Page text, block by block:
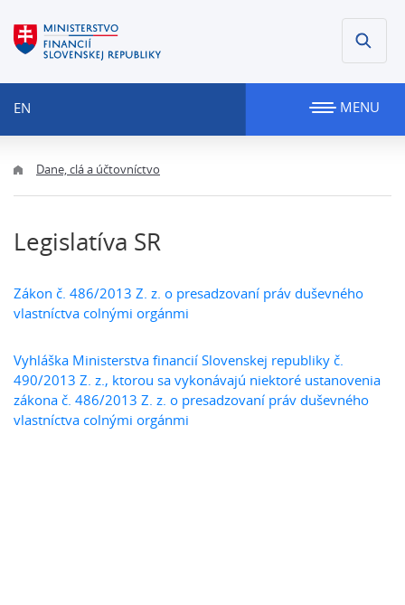
EN MENU
Dane, clá a účtovníctvo
Legislatíva SR
Zákon č. 486/2013 Z. z. o presadzovaní práv duševného
vlastníctva colnými orgánmi
Vyhláška Ministerstva financií Slovenskej republiky č.
490/2013 Z. z., ktorou sa vykonávajú niektoré ustanovenia
zákona č. 486/2013 Z. z. o presadzovaní práv duševného
vlastníctva colnými orgánmi